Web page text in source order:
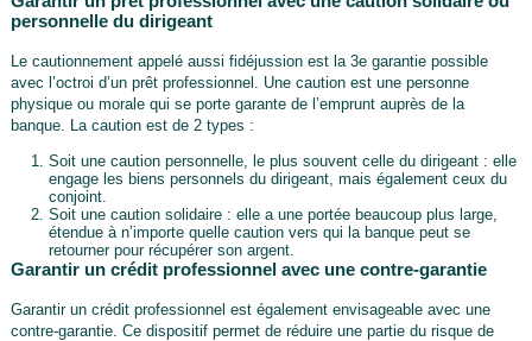
personnelle du dirigeant
Le cautionnement appelé aussi fidéjussion est la 3e garantie possible
avec l’octroi d’un prêt professionnel. Une caution est une personne
physique ou morale qui se porte garante de l’emprunt auprès de la
banque. La caution est de 2 types :
Soit une caution personnelle, le plus souvent celle du dirigeant : elle
engage les biens personnels du dirigeant, mais également ceux du
conjoint.
Soit une caution solidaire : elle a une portée beaucoup plus large,
étendue à n’importe quelle caution vers qui la banque peut se
retourner pour récupérer son argent.
Garantir un crédit professionnel avec une contre-garantie
Garantir un crédit professionnel est également envisageable avec une
contre-garantie. Ce dispositif permet de réduire une partie du risque de